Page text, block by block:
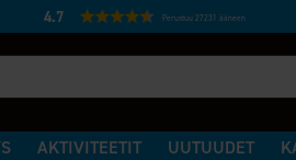
4.7 Perustuu 27231 ääneen
AKTIVITEETIT UUTUUDET